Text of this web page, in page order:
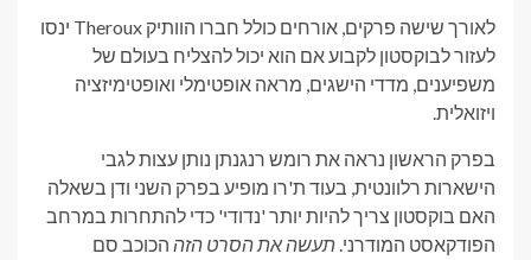
לאורך שישה פרקים, אורחים כולל חברו הוותיק Theroux ינסו
לעזור לבוקסטון לקבוע אם הוא יכול להצליח בעולם של
משפיענים, מדדי הישגים, מראה אופטימלי ואופטימיזציה
ויזואלית.
בפרק הראשון נראה את רומש רנגנתן נותן עצות לגבי
הישארות רלוונטית, בעוד ת'רו מופיע בפרק השני ודן בשאלה
האם בוקסטון צריך להיות יותר 'נדודי' כדי להתחרות במרחב
הפודקאסט המודרני. תעשה את הסרט הזה הכוכב סם